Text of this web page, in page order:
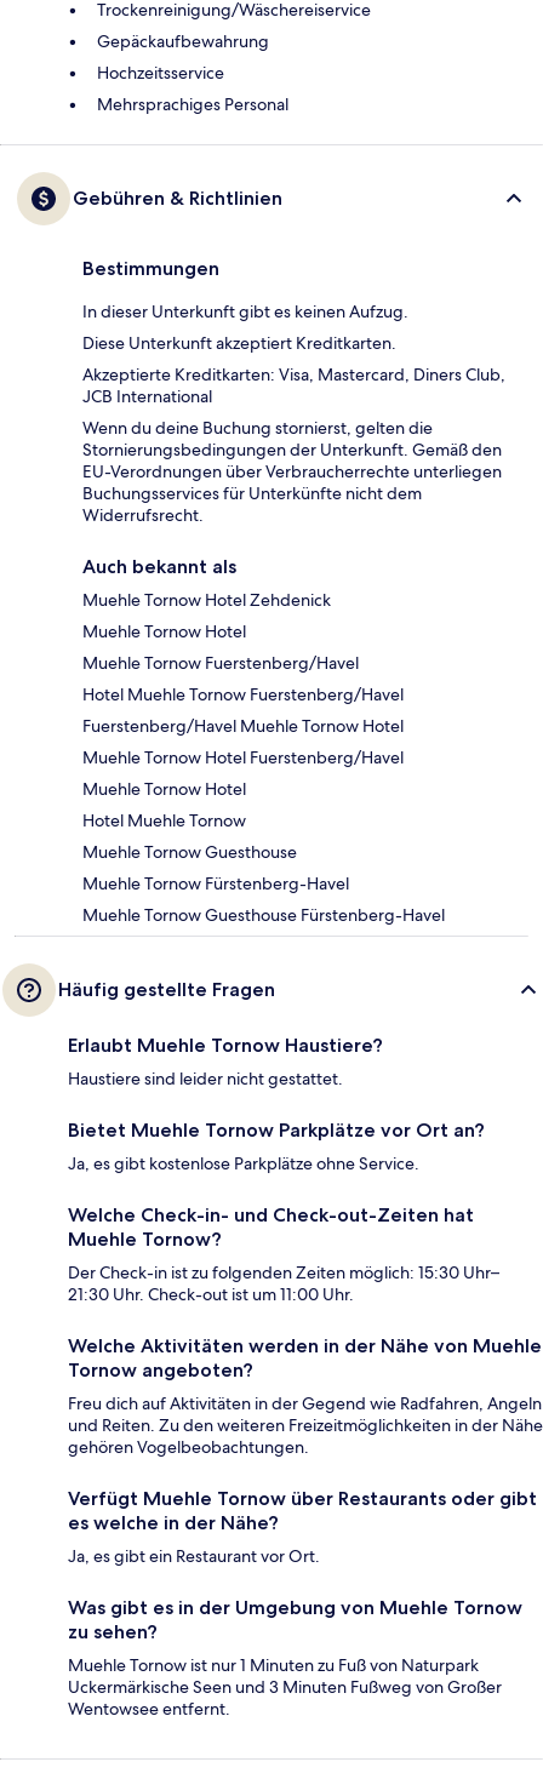
Trockenreinigung/Wäschereiservice
Gepäckaufbewahrung
Hochzeitsservice
Mehrsprachiges Personal
Gebühren & Richtlinien
Bestimmungen
In dieser Unterkunft gibt es keinen Aufzug.
Diese Unterkunft akzeptiert Kreditkarten.
Akzeptierte Kreditkarten: Visa, Mastercard, Diners Club,
JCB International
Wenn du deine Buchung stornierst, gelten die
Stornierungsbedingungen der Unterkunft. Gemäß den
EU-Verordnungen über Verbraucherrechte unterliegen
Buchungsservices für Unterkünfte nicht dem
Widerrufsrecht.
Auch bekannt als
Muehle Tornow Hotel Zehdenick
Muehle Tornow Hotel
Muehle Tornow Fuerstenberg/Havel
Hotel Muehle Tornow Fuerstenberg/Havel
Fuerstenberg/Havel Muehle Tornow Hotel
Muehle Tornow Hotel Fuerstenberg/Havel
Muehle Tornow Hotel
Hotel Muehle Tornow
Muehle Tornow Guesthouse
Muehle Tornow Fürstenberg-Havel
Muehle Tornow Guesthouse Fürstenberg-Havel
Häufig gestellte Fragen
Erlaubt Muehle Tornow Haustiere?
Haustiere sind leider nicht gestattet.
Bietet Muehle Tornow Parkplätze vor Ort an?
Ja, es gibt kostenlose Parkplätze ohne Service.
Welche Check-in- und Check-out-Zeiten hat
Muehle Tornow?
Der Check-in ist zu folgenden Zeiten möglich: 15:30 Uhr–
21:30 Uhr. Check-out ist um 11:00 Uhr.
Welche Aktivitäten werden in der Nähe von Muehle
Tornow angeboten?
Freu dich auf Aktivitäten in der Gegend wie Radfahren, Angeln
und Reiten. Zu den weiteren Freizeitmöglichkeiten in der Nähe
gehören Vogelbeobachtungen.
Verfügt Muehle Tornow über Restaurants oder gibt
es welche in der Nähe?
Ja, es gibt ein Restaurant vor Ort.
Was gibt es in der Umgebung von Muehle Tornow
zu sehen?
Muehle Tornow ist nur 1 Minuten zu Fuß von Naturpark
Uckermärkische Seen und 3 Minuten Fußweg von Großer
Wentowsee entfernt.